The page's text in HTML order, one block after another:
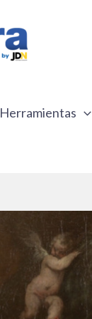
Herramientas